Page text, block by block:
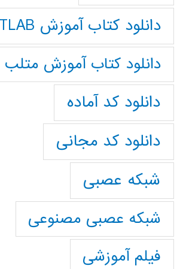
دانلود کتاب آموزش MATLAB
دانلود کتاب آموزش متلب
دانلود کد آماده
دانلود کد مجانی
شبکه عصبی
شبکه عصبی مصنوعی
فیلم آموزشی